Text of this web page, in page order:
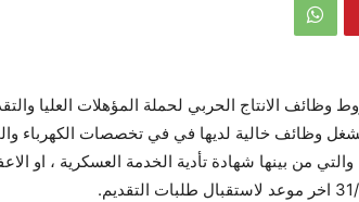
الانتاج الحربي 2016 | شروط وظائف الانتاج الحربي لحملة المؤهلات
وظائف خالية لديها في في تخصصات الكهرباء
من بينها شهادة تأدية الخدمة العسكرية ، او